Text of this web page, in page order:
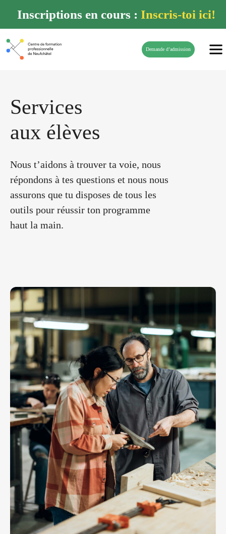
Inscriptions en cours : Inscris-toi ici!
Demande d’admission
Services
aux élèves
Nous t’aidons à trouver ta voie, nous
répondons à tes questions et nous nous
assurons que tu disposes de tous les
outils pour réussir ton programme
haut la main.